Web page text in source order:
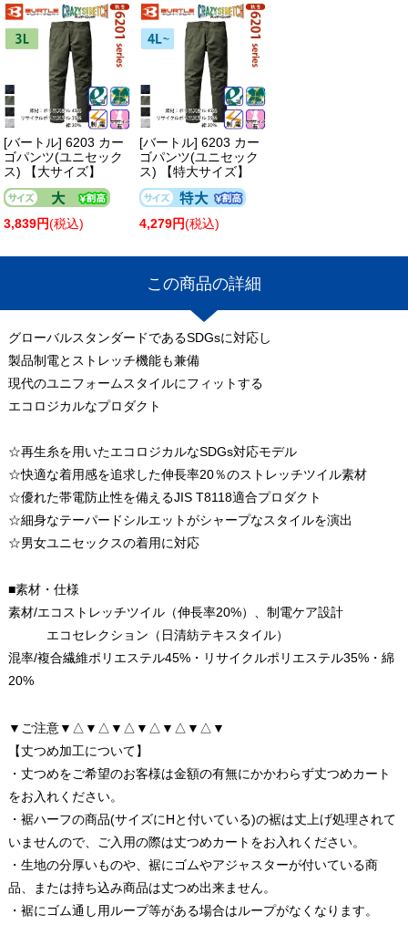
[バートル] 6203 カー
ゴパンツ(ユニセック
ス) 【大サイズ】
3,839円(税込)
[バートル] 6203 カー
ゴパンツ(ユニセック
ス) 【特大サイズ】
4,279円(税込)
この商品の詳細
グローバルスタンダードであるSDGsに対応し
製品制電とストレッチ機能も兼備
現代のユニフォームスタイルにフィットする
エコロジカルなプロダクト
☆再生糸を用いたエコロジカルなSDGs対応モデル
☆快適な着用感を追求した伸長率20％のストレッチツイル素材
☆優れた帯電防止性を備えるJIS T8118適合プロダクト
☆細身なテーパードシルエットがシャープなスタイルを演出
☆男女ユニセックスの着用に対応
■素材・仕様
素材/エコストレッチツイル（伸長率20%）、制電ケア設計
エコセレクション（日清紡テキスタイル）
混率/複合繊維ポリエステル45%・リサイクルポリエステル35%・綿
20%
▼ご注意▼△▼△▼△▼△▼△▼△▼
【丈つめ加工について】
・丈つめをご希望のお客様は金額の有無にかかわらず丈つめカート
をお入れください。
・裾ハーフの商品(サイズにHと付いている)の裾は丈上げ処理されて
いませんので、ご入用の際は丈つめカートをお入れください。
・生地の分厚いものや、裾にゴムやアジャスターが付いている商
品、または持ち込み商品は丈つめ出来ません。
・裾にゴム通し用ループ等がある場合はループがなくなります。